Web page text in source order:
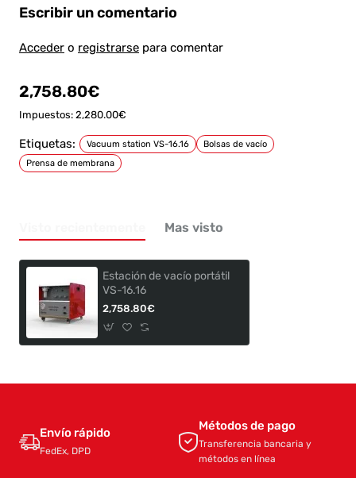
2,758.80€
Impuestos: 2,280.00€
Escribir un comentario
Acceder o registrarse para comentar
Etiquetas: Vacuum station VS-16.16
Bolsas de vacío
Prensa de membrana
Mas visto
Estación de vacío portátil
VS-16.16
2,758.80€
Envío rápido
FedEx, DPD
Métodos de pago
Transferencia bancaria y
métodos en línea